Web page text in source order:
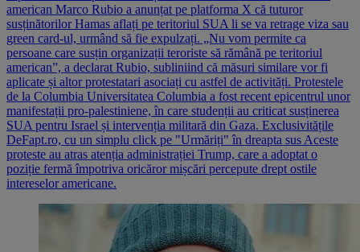
american Marco Rubio a anunțat pe platforma X că tuturor
susținătorilor Hamas aflați pe teritoriul SUA li se va retrage viza sau
green card-ul, urmând să fie expulzați. „Nu vom permite ca
persoane care susțin organizații teroriste să rămână pe teritoriul
american”, a declarat Rubio, subliniind că măsuri similare vor fi
aplicate și altor protestatari asociați cu astfel de activități. Protestele
de la Columbia Universitatea Columbia a fost recent epicentrul unor
manifestații pro-palestiniene, în care studenții au criticat susținerea
SUA pentru Israel și intervenția militară din Gaza. Exclusivitățile
DeFapt.ro, cu un simplu click pe "Urmăriți" în dreapta sus Aceste
proteste au atras atenția administrației Trump, care a adoptat o
poziție fermă împotriva oricăror mișcări percepute drept ostile
intereselor americane.